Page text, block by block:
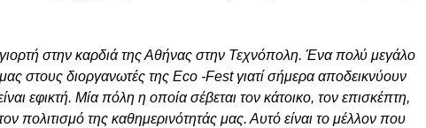
γιορτή στην καρδιά της Αθήνας στην Τεχνόπολη. Ένα πολύ μεγάλο
στους διοργανωτές της Eco -Fest γιατί σήμερα αποδεικνύουν
εφικτή. Μία πόλη η οποία σέβεται τον κάτοικο, τον επισκέπτη,
πολιτισμό της καθημερινότητάς μας. Αυτό είναι το μέλλον που